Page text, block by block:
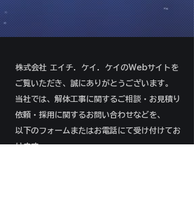
株式会社 エイチ．ケイ．ケイのWebサイトを
ご覧いただき、誠にありがとうございます。
当社では、解体工事に関するご相談・お見積り
依頼・採用に関するお問い合わせなどを、
以下のフォームまたはお電話にて受け付けてお
ります。